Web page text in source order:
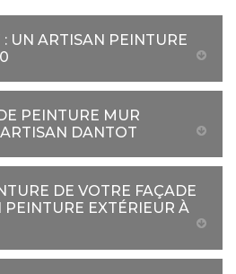
UN ARTISAN PEINTURE
PEINTURE MUR
DANTOT
DE VOTRE FAÇADE
PEINTURE EXTÉRIEUR À